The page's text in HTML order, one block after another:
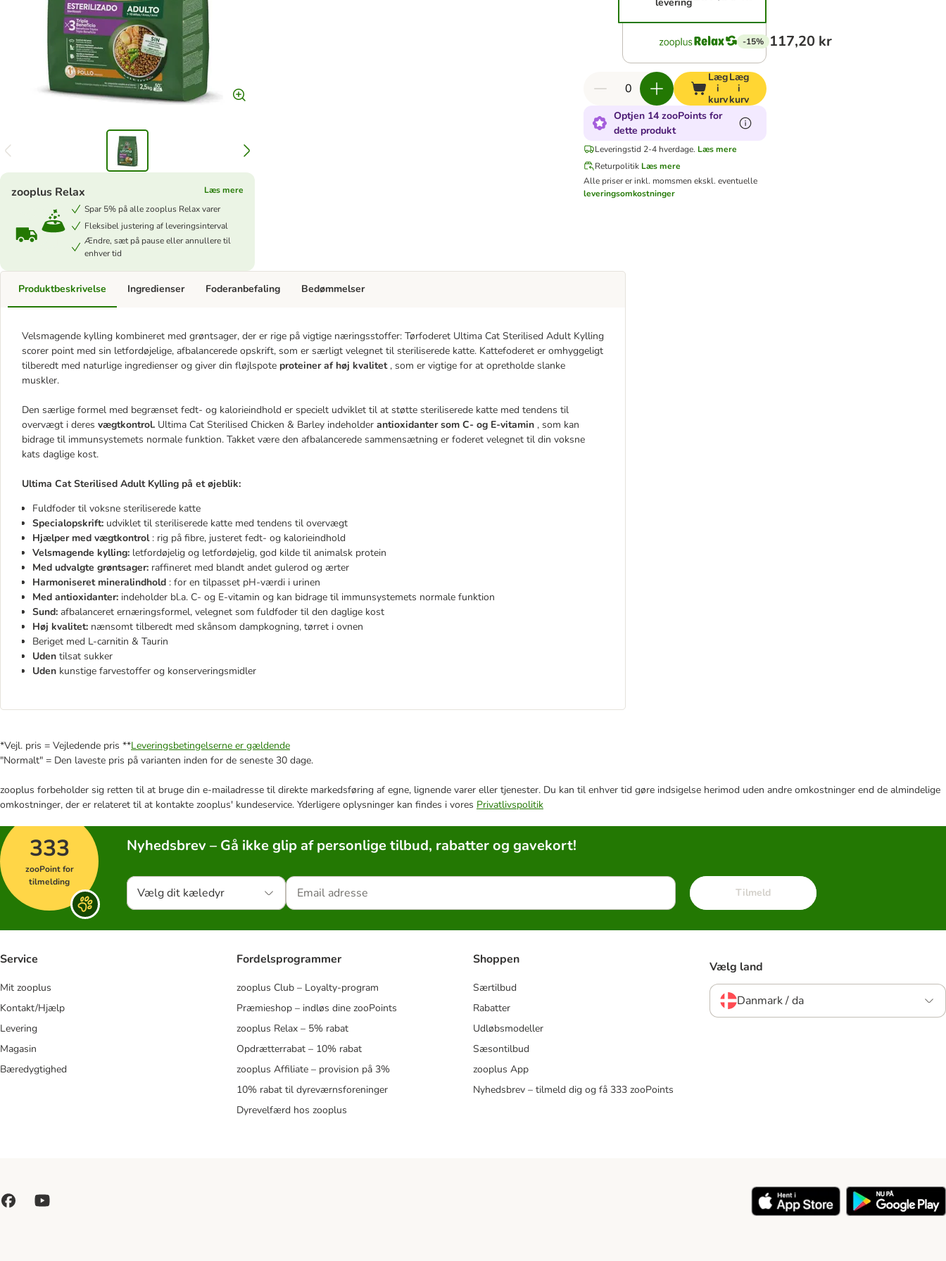
zooplus Relax
Læs mere
Spar 5% på alle zooplus Relax varer
Fleksibel justering af leveringsinterval
Ændre, sæt på pause eller annullere til
enhver tid
-15% 117,20 kr
Læg
i
kurv
Læg
i
kurv
Optjen 14 zooPoints for
dette produkt
Leveringstid 2-4 hverdage. Læs mere
Returpolitik Læs mere
Alle priser er inkl. momsmen ekskl. eventuelle
leveringsomkostninger
Produktbeskrivelse
Velsmagende kylling kombineret med grøntsager, der er rige på vigtige næringsstoffer: Tørfoderet Ultima Cat Sterilised Adult Kylling
scorer point med sin letfordøjelige, afbalancerede opskrift, som er særligt velegnet til steriliserede katte. Kattefoderet er omhyggeligt
tilberedt med naturlige ingredienser og giver din fløjlspote proteiner af høj kvalitet, som er vigtige for at opretholde slanke
muskler.
Den særlige formel med begrænset fedt- og kalorieindhold er specielt udviklet til at støtte steriliserede katte med tendens til
overvægt i deres vægtkontrol. Ultima Cat Sterilised Chicken & Barley indeholder antioxidanter som C- og E-vitamin , som kan
bidrage til immunsystemets normale funktion. Takket være den afbalancerede sammensætning er foderet velegnet til din voksne
kats daglige kost.
Ultima Cat Sterilised Adult Kylling på et øjeblik:
Fuldfoder til voksne steriliserede katte
Specialopskrift: udviklet til steriliserede katte med tendens til overvægt
Hjælper med vægtkontrol : rig på fibre, justeret fedt- og kalorieindhold
Velsmagende kylling: letfordøjelig og letfordøjelig, god kilde til animalsk protein
Med udvalgte grøntsager: raffineret med blandt andet gulerod og ærter
Harmoniseret mineralindhold : for en tilpasset pH-værdi i urinen
Med antioxidanter: indeholder bl.a. C- og E-vitamin og kan bidrage til immunsystemets normale funktion
Sund: afbalanceret ernæringsformel, velegnet som fuldfoder til den daglige kost
Høj kvalitet: nænsomt tilberedt med skånsom dampkogning, tørret i ovnen
Beriget med L-carnitin & Taurin
Uden tilsat sukker
Uden kunstige farvestoffer og konserveringsmidler
Ingredienser Foderanbefaling Bedømmelser
*Vejl. pris = Vejledende pris **Leveringsbetingelserne er gældende
"Normalt" = Den laveste pris på varianten inden for de seneste 30 dage.
zooplus forbeholder sig retten til at bruge din e-mailadresse til direkte markedsføring af egne, lignende varer eller tjenester. Du kan til enhver tid gøre indsigelse herimod uden andre omkostninger end de almindelige
omkostninger, der er relateret til at kontakte zooplus' kundeservice. Yderligere oplysninger kan findes i vores Privatlivspolitik
333
zooPoint for
tilmelding
Nyhedsbrev – Gå ikke glip af personlige tilbud, rabatter og gavekort!
Vælg dit kæledyr Tilmeld
Service
Mit zooplus
Kontakt/Hjælp
Levering
Magasin
Bæredygtighed
Fordelsprogrammer
zooplus Club – Loyalty-program
Præmieshop – indløs dine zooPoints
zooplus Relax – 5% rabat
Opdrætterrabat – 10% rabat
zooplus Affiliate – provision på 3%
10% rabat til dyreværnsforeninger
Dyrevelfærd hos zooplus
Shoppen
Særtilbud
Rabatter
Udløbsmodeller
Sæsontilbud
zooplus App
Nyhedsbrev – tilmeld dig og få 333 zooPoints
Vælg land
Danmark / da